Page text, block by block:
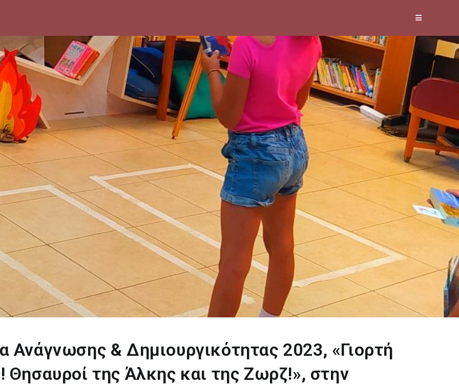
Ανάγνωσης & Δημιουργικότητας 2023, «Γιορτή
της Άλκης και της Ζωρζ!», στην